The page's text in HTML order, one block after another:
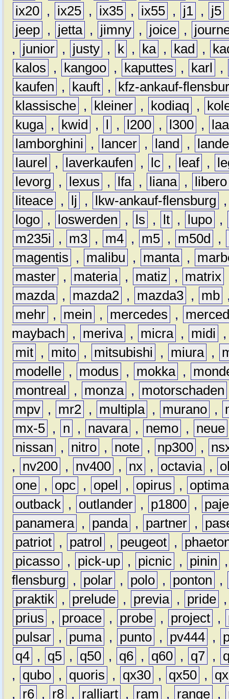
ix20 , ix25 , ix35 , ix55 , j1 , j5
jeep , jetta , jimny , joice ,
,
junior , justy , k , ka , kad ,
kalos
, kangoo , kaputtes , karl
,
kaufen
, kauft ,
kfz-ankauf-
klassische , kleiner , kodiaq ,
kuga , kwid , , l200 , l300 ,
lamborghini
, lancer , land ,
laurel
, laverkaufen , lc , leaf ,
levorg
, lexus , lfa , liana ,
libero
liteace , lj , lkw-ankauf-flensburg
logo , loswerden , ls , lt , lupo ,
m235i
, m3 , m4 , m5 , m50d ,
magentis
, malibu , manta ,
master , materia , matiz , matrix
mazda , mazda2 , mazda3 , mb
mehr , mein , mercedes ,
maybach
, meriva , micra , midi
mit , mito , mitsubishi , miura ,
modelle , modus , mokka ,
montreal
, monza , motorschaden
mpv , mr2 , multipla , murano ,
mx-5 , n , navara , nemo , neue
nissan
, nitro , note , np300 ,
,
nv200 , nv400 , nx , octavia ,
one , opc , opel , opirus ,
optima
outback , outlander , p1800 ,
panamera , panda , partner ,
patriot , patrol , peugeot ,
picasso , pick-up , picnic , pinin
flensburg
, polar , polo , ponton
,
praktik , prelude , previa , pride
prius
, proace , probe , project ,
pulsar , puma , punto , pv444 ,
q4 , q5 , q50 , q6 , q60 , q7 ,
,
qubo , quoris , qx30 , qx50 ,
,
r6 , r8 , ralliart , ram , range ,